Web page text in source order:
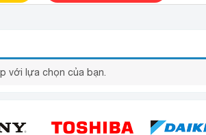
với lựa chọn của bạn.